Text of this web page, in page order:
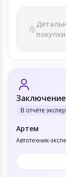
В отчёте
Артем
Автотехник-